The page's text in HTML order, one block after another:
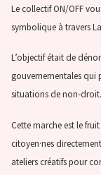
Le collectif ON/OFF
symbolique à travers
L’objectif était de
gouvernementales qui
situations de non-droit.
Cette marche est le
citoyen·nes
ateliers créatifs pour